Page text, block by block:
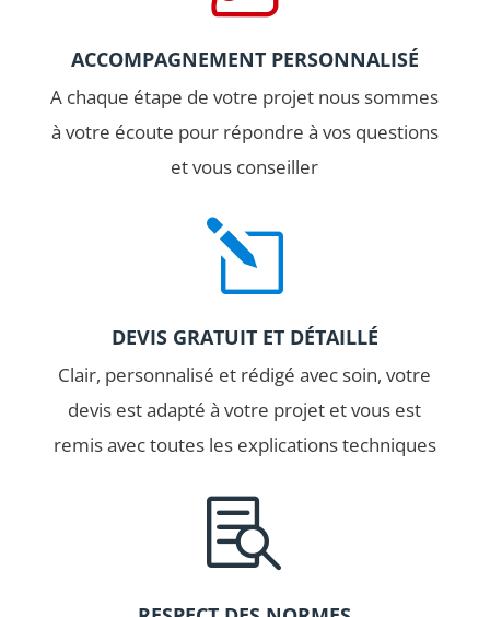
PORTAILS
ALUMINIUM
Spécialiste du portail aluminium
dans votre région, LEO HUYNEN
vous propose une gamme
fabriqués en France et
entièrement personnalisables.
ACCOMPAGNEMENT PERSONNALISÉ
A chaque étape de votre projet nous sommes
à votre écoute pour répondre à vos questions
et vous conseiller
l
DEVIS GRATUIT ET DÉTAILLÉ
Clair, personnalisé et rédigé avec soin, votre
devis est adapté à votre projet et vous est
remis avec toutes les explications techniques
